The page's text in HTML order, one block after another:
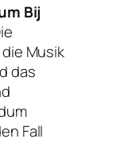
Bij
Musik
das
Fall